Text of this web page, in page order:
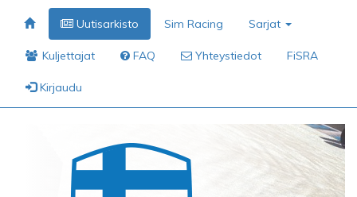
Uutisarkisto Sim Racing Sarjat
Kuljettajat FAQ Yhteystiedot FiSRA
Kirjaudu